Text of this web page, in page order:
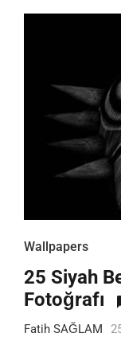
Wallpapers
25 Siyah
Fotoğrafı
Fatih SAĞLAM